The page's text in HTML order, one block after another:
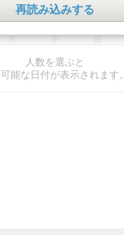
水 木 金
人数を選ぶと
能な日付が表示されます。
再読み込みする